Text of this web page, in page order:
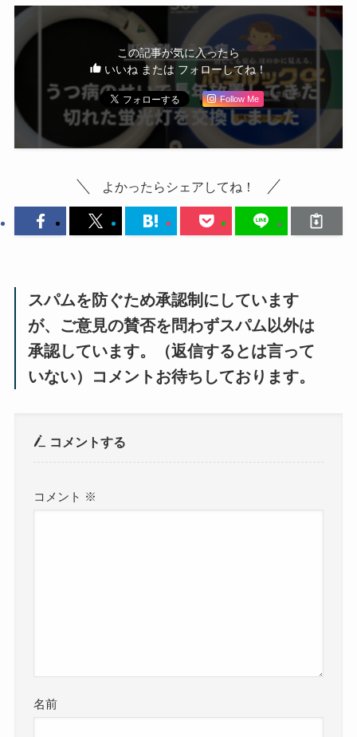
この記事が気に入ったら
いいね または フォローしてね！
Follow Me
よかったらシェアしてね！
スパムを防ぐため承認制にしています
が、ご意見の賛否を問わずスパム以外は
承認しています。（返信するとは言って
いない）コメントお待ちしております。
コメントする
コメント ※
名前